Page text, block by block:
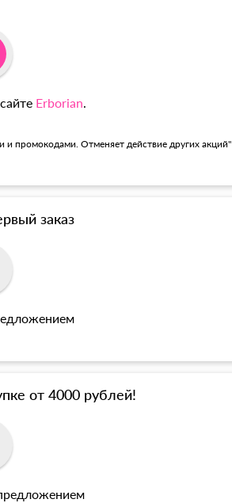
Erborian.
и промокодами. Отменяет действие других акций"
заказ
от 4000 рублей!